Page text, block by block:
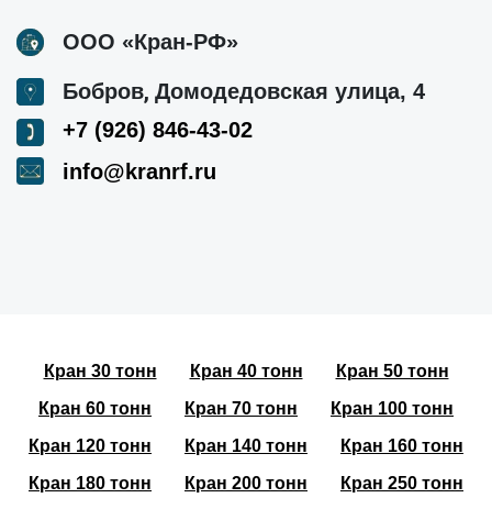
ООО «Кран-РФ»
Бобров, Домодедовская улица, 4
+7 (926) 846-43-02
info@kranrf.ru
Кран 30 тонн Кран 40 тонн
Кран 50 тонн
Кран 60 тонн
Кран 70 тонн
Кран 100 тонн
Кран 120 тонн
Кран 140 тонн
Кран 160 тонн
Кран 180 тонн
Кран 200 тонн Кран 250 тонн